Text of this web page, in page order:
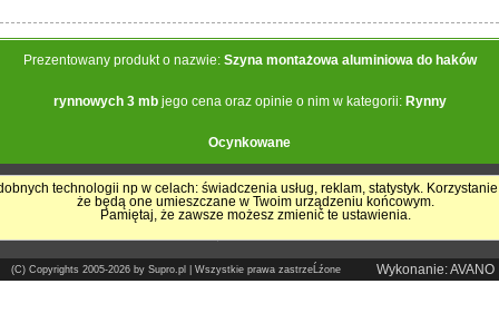
Prezentowany produkt o nazwie: Szyna montażowa aluminiowa do haków
rynnowych 3 mbjego cena oraz opinie o nim w kategorii: Rynny
Ocynkowane
Pokrycia Dachowe - Supro.pl
Sklep internetowy
Wykonanie: AVANO
(C) Copyrights 2005-2026 by Supro.pl | Wszystkie prawa zastrzeĹźone
technologii np w celach: świadczenia usług, reklam, statystyk.
że będą one umieszczane w Twoim urządzeniu końcowym.
Pamiętaj, że zawsze możesz zmienić te ustawienia.